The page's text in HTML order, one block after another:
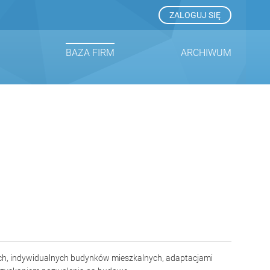
ZALOGUJ SIĘ
BAZA FIRM ARCHIWUM
indywidualnych budynków mieszkalnych, adaptacjami